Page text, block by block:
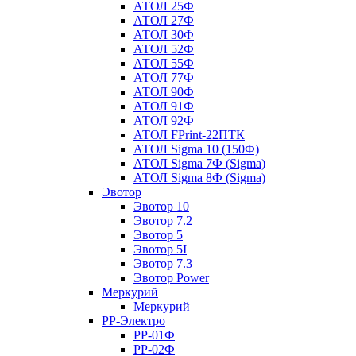
АТОЛ 25Ф
АТОЛ 27Ф
АТОЛ 30Ф
АТОЛ 52Ф
АТОЛ 55Ф
АТОЛ 77Ф
АТОЛ 90Ф
АТОЛ 91Ф
АТОЛ 92Ф
АТОЛ FPrint-22ПТК
АТОЛ Sigma 10 (150Ф)
АТОЛ Sigma 7Ф (Sigma)
АТОЛ Sigma 8Ф (Sigma)
Эвотор
Эвотор 10
Эвотор 7.2
Эвотор 5
Эвотор 5I
Эвотор 7.3
Эвотор Power
Меркурий
Меркурий
РР-Электро
РР-01Ф
РР-02Ф